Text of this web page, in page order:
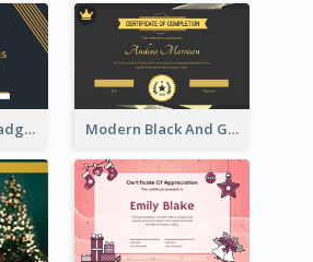
Blue And Gold Badge Appreciation Certificate Modern Black And Gold Certificate Design Ideas